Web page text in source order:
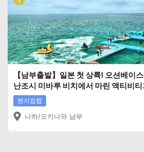
【남부출발】일본 첫 상륙! 오션베이
난조시 미바루 비치에서 마린 액티비
한!!
현지집합
나하/오키나와 남부